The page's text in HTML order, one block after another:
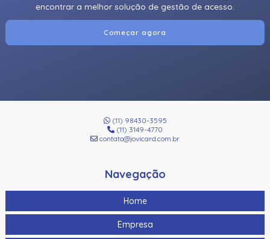
encontrar a melhor solução de gestão de acesso.
Começar agora
(11) 98430-3595
(11) 3149-4770
contato@jovicard.com.br
Navegação
Home
Empresa